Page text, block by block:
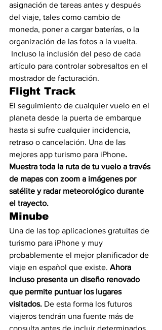
asignación de tareas antes y después
del viaje, tales como cambio de
moneda, poner a cargar baterías, o la
organización de las fotos a la vuelta.
Incluso la inclusión del peso de cada
artículo para controlar sobresaltos en el
mostrador de facturación.
Flight Track
El seguimiento de cualquier vuelo en el
planeta desde la puerta de embarque
hasta si sufre cualquier incidencia,
retraso o cancelación. Una de las
mejores app turismo para iPhone.
Muestra toda la ruta de tu vuelo a través
de mapas con zoom a imágenes por
satélite y radar meteorológico durante
el trayecto.
Minube
Una de las top aplicaciones gratuitas de
turismo para iPhone y muy
probablemente el mejor planificador de
viaje en español que existe. Ahora
incluso presenta un diseño renovado
que permite puntuar los lugares
visitados. De esta forma los futuros
viajeros tendrán una fuente más de
consulta antes de incluir determinados